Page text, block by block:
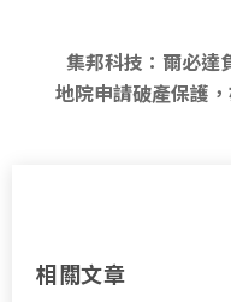
集邦科技：爾必達
地院申請破產保護
相關文章